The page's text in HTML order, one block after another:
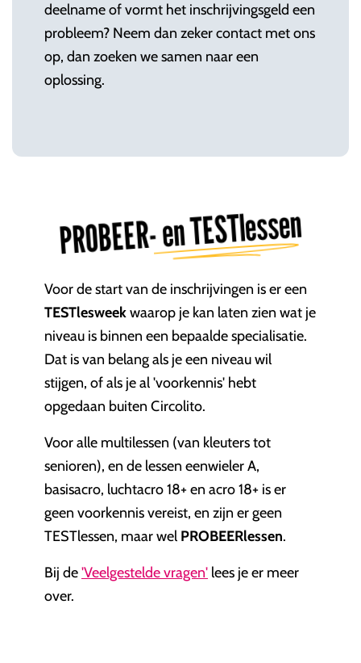
deelname of vormt het inschrijvingsgeld een
probleem? Neem dan zeker contact met ons
op, dan zoeken we samen naar een
oplossing.
PROBEER- en TESTlessen
Voor de start van de inschrijvingen is er een
TESTlesweekwaarop je kan laten zien wat je
niveau is binnen een bepaalde specialisatie.
Dat is van belang als je een niveau wil
stijgen, of als je al 'voorkennis' hebt
opgedaan buiten Circolito.
Voor alle multilessen (van kleuters tot
senioren), en de lessen eenwieler A,
basisacro, luchtacro 18+ en acro 18+ is er
geen voorkennis vereist, en zijn er geen
TESTlessen, maar wel PROBEERlessen.
Bij de'Veelgestelde vragen' lees je er meer
over.